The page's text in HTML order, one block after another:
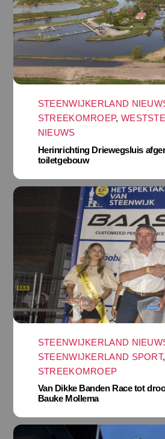
STEENWIJKERLAND
STREEKOMROEP,
NIEUWS
Herinrichting Driewegsluis
toiletgebouw
STEENWIJKERLAND
STEENWIJKERLAND SPORT,
STREEKOMROEP
Van Dikke Banden Race tot
Bauke Mollema